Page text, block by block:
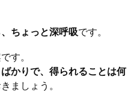
ちょっと深呼吸です。
す。
かりで、得られることは何
ましょう。